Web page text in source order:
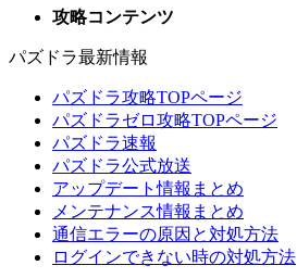
攻略コンテンツ
パズドラ最新情報
パズドラ攻略TOPページ
パズドラゼロ攻略TOPページ
パズドラ速報
パズドラ公式放送
アップデート情報まとめ
メンテナンス情報まとめ
通信エラーの原因と対処方法
ログインできない時の対処方法